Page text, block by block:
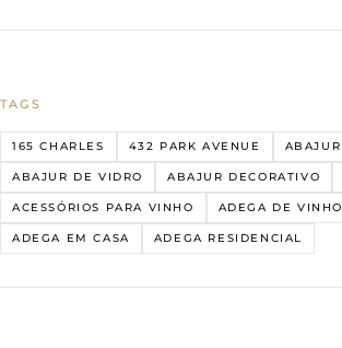
TAGS
165 CHARLES 432 PARK AVENUE ABAJUR
ABAJUR DE VIDRO ABAJUR DECORATIVO
ACESSÓRIOS PARA VINHO ADEGA DE VINHO
ADEGA EM CASA ADEGA RESIDENCIAL